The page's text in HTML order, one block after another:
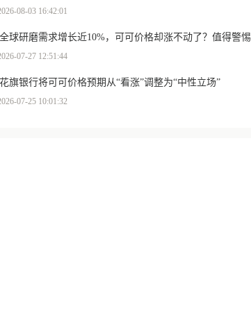
08-03 16:42:01
全球研磨需求增长近10%，可可价格却涨不动了？值得警惕
07-27 12:51:44
花旗银行将可可价格预期从“看涨”调整为“中性立场”
07-25 10:01:32